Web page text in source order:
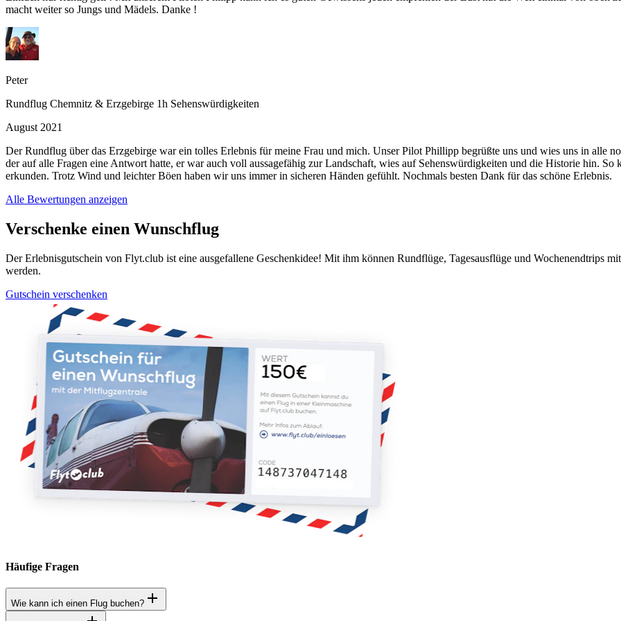
macht weiter so Jungs und Mädels. Danke !
Peter
Rundflug Chemnitz & Erzgebirge 1h Sehenswürdigkeiten
August 2021
Der Rundflug über das Erzgebirge war ein tolles Erlebnis für meine Frau und mich. Unser Pilot Phillipp begrüßte uns und wies uns in alle
der auf alle Fragen eine Antwort hatte, er war auch voll aussagefähig zur Landschaft, wies auf Sehenswürdigkeiten und die Historie hin.
erkunden. Trotz Wind und leichter Böen haben wir uns immer in sicheren Händen gefühlt. Nochmals besten Dank für das schöne Erlebnis.
Alle Bewertungen anzeigen
Verschenke einen Wunschflug
Der Erlebnisgutschein von Flyt.club ist eine ausgefallene Geschenkidee! Mit ihm können Rundflüge, Tagesausflüge und Wochenendtrips
werden.
Gutschein verschenken
Häufige Fragen
Wie kann ich einen Flug buchen?